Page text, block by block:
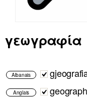
γεωγραφία
Albanais
Anglais